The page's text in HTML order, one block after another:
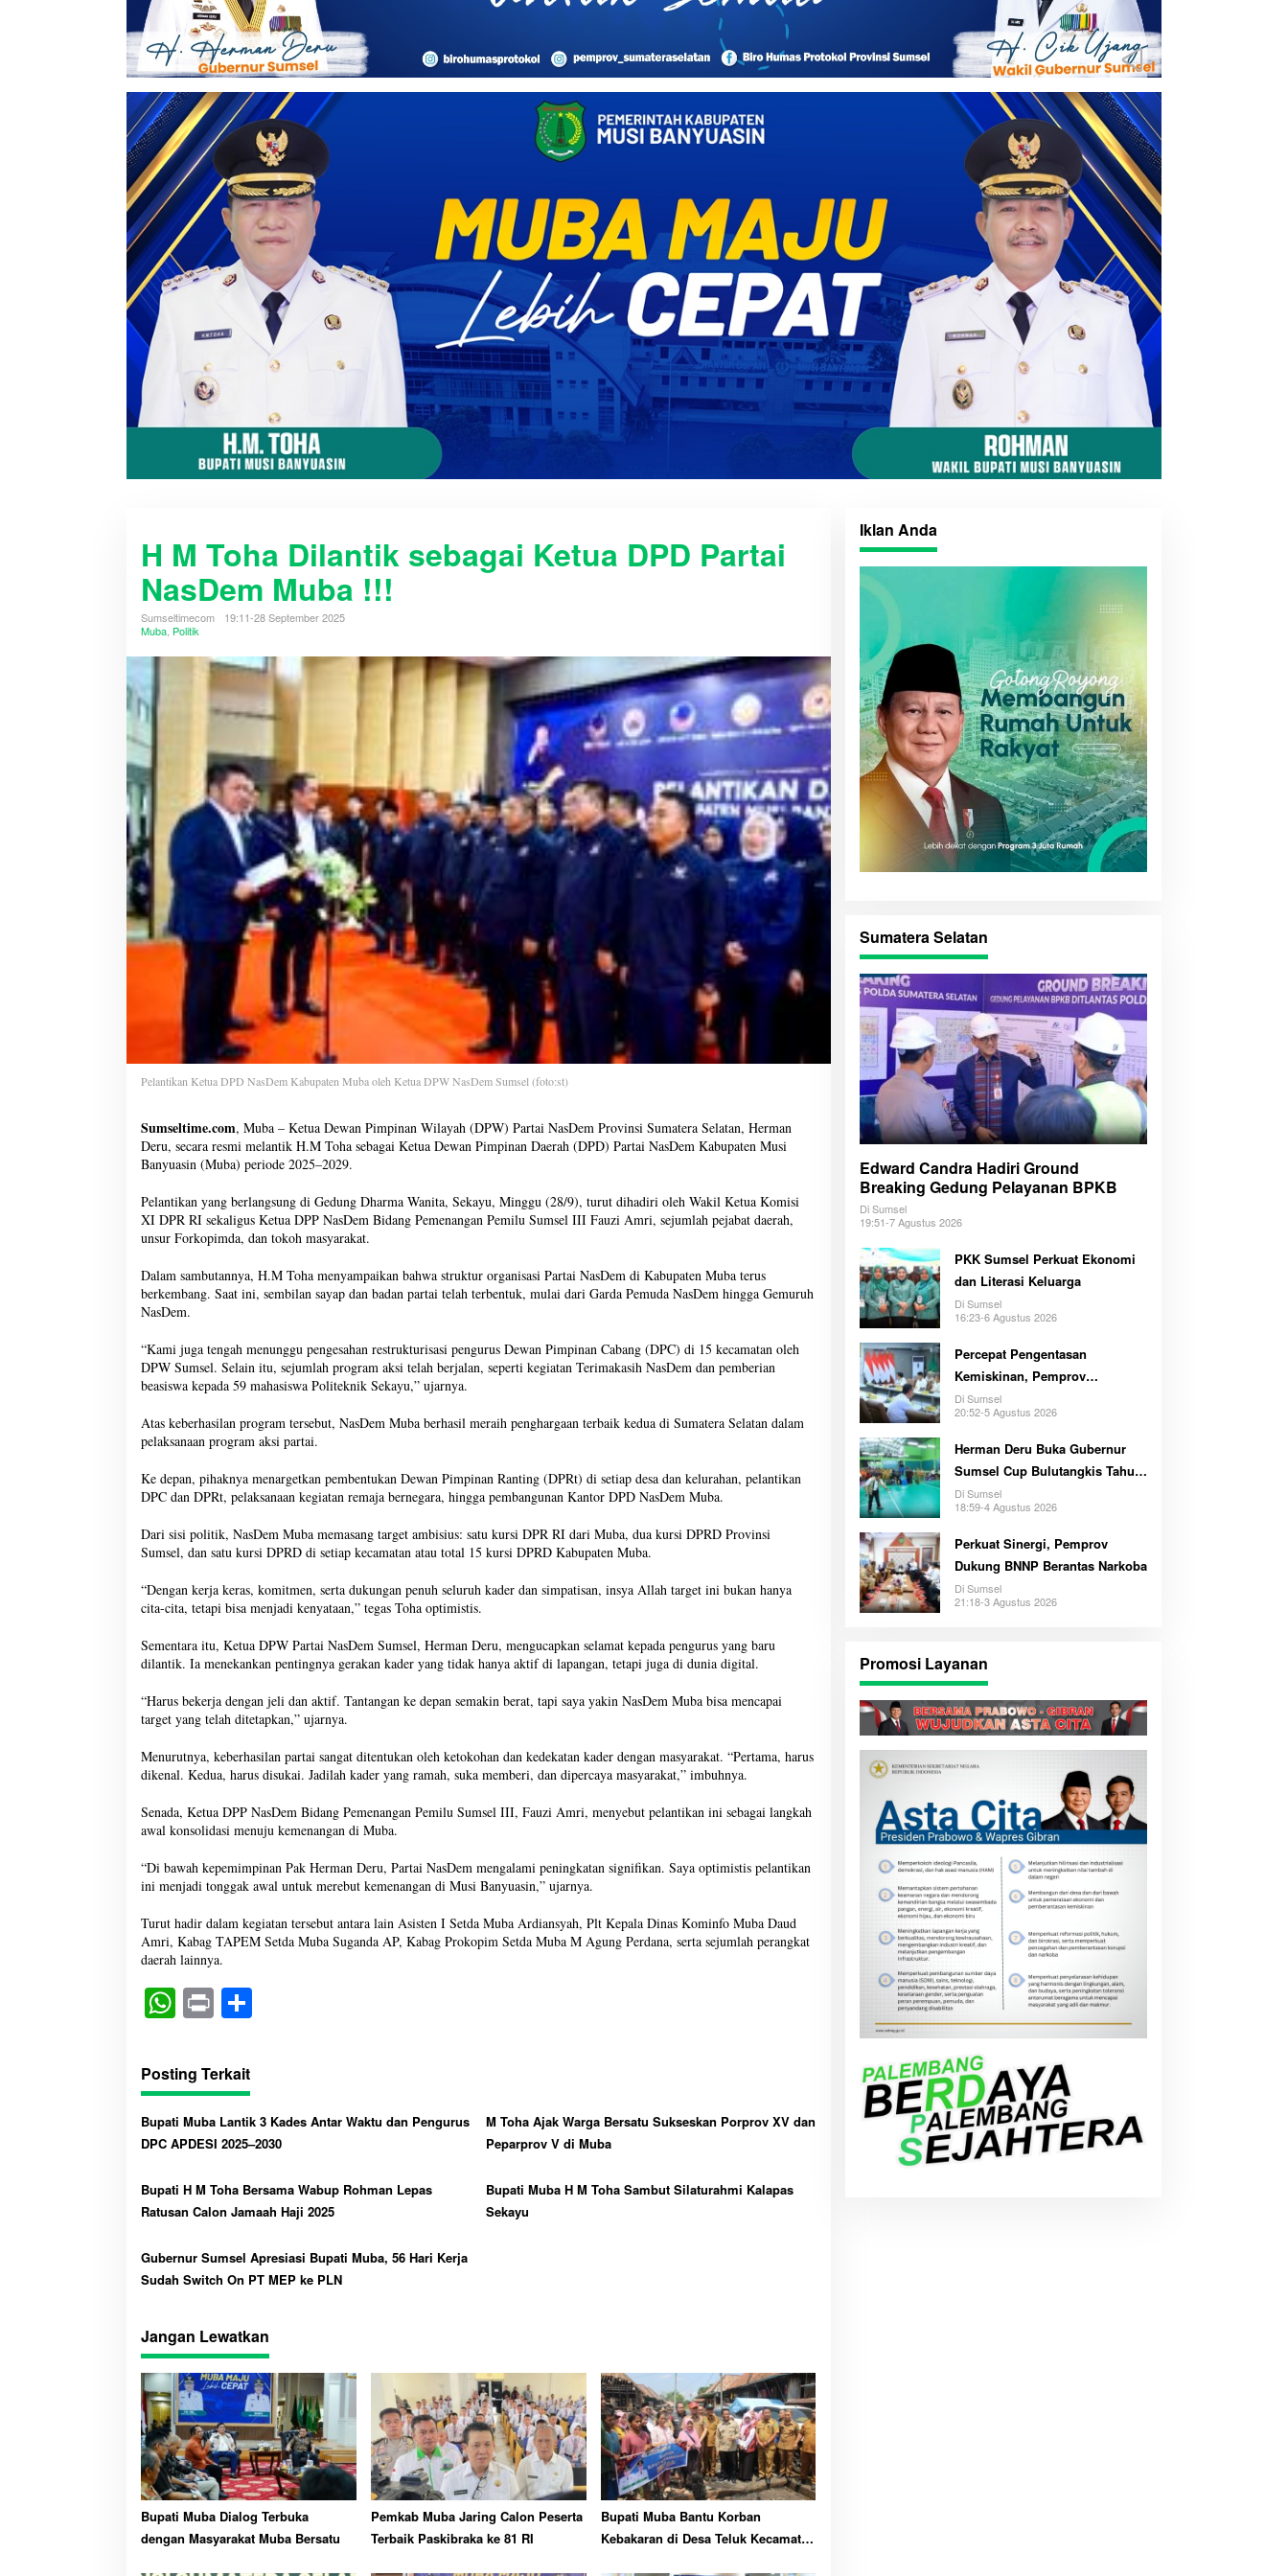
H M Toha Dilantik sebagai Ketua DPD Partai
NasDem Muba !!!
Sumseltimecom
19:11-28 September 2025
Muba Politik
Pelantikan Ketua DPD NasDem Kabupaten Muba oleh Ketua DPW NasDem Sumsel (foto:st)
Sumseltime.com, Muba – Ketua Dewan Pimpinan Wilayah (DPW) Partai NasDem Provinsi Sumatera Selatan, Herman
Deru, secara resmi melantik H.M Toha sebagai Ketua Dewan Pimpinan Daerah (DPD) Partai NasDem Kabupaten Musi
Banyuasin (Muba) periode 2025–2029.
Pelantikan yang berlangsung di Gedung Dharma Wanita, Sekayu, Minggu (28/9), turut dihadiri oleh Wakil Ketua Komisi
XI DPR RI sekaligus Ketua DPP NasDem Bidang Pemenangan Pemilu Sumsel III Fauzi Amri, sejumlah pejabat daerah,
unsur Forkopimda, dan tokoh masyarakat.
Dalam sambutannya, H.M Toha menyampaikan bahwa struktur organisasi Partai NasDem di Kabupaten Muba terus
berkembang. Saat ini, sembilan sayap dan badan partai telah terbentuk, mulai dari Garda Pemuda NasDem hingga Gemuruh
NasDem.
“Kami juga tengah menunggu pengesahan restrukturisasi pengurus Dewan Pimpinan Cabang (DPC) di 15 kecamatan oleh
DPW Sumsel. Selain itu, sejumlah program aksi telah berjalan, seperti kegiatan Terimakasih NasDem dan pemberian
beasiswa kepada 59 mahasiswa Politeknik Sekayu,” ujarnya.
Atas keberhasilan program tersebut, NasDem Muba berhasil meraih penghargaan terbaik kedua di Sumatera Selatan dalam
pelaksanaan program aksi partai.
Ke depan, pihaknya menargetkan pembentukan Dewan Pimpinan Ranting (DPRt) di setiap desa dan kelurahan, pelantikan
DPC dan DPRt, pelaksanaan kegiatan remaja bernegara, hingga pembangunan Kantor DPD NasDem Muba.
Dari sisi politik, NasDem Muba memasang target ambisius: satu kursi DPR RI dari Muba, dua kursi DPRD Provinsi
Sumsel, dan satu kursi DPRD di setiap kecamatan atau total 15 kursi DPRD Kabupaten Muba.
“Dengan kerja keras, komitmen, serta dukungan penuh seluruh kader dan simpatisan, insya Allah target ini bukan hanya
cita-cita, tetapi bisa menjadi kenyataan,” tegas Toha optimistis.
Sementara itu, Ketua DPW Partai NasDem Sumsel, Herman Deru, mengucapkan selamat kepada pengurus yang baru
dilantik. Ia menekankan pentingnya gerakan kader yang tidak hanya aktif di lapangan, tetapi juga di dunia digital.
“Harus bekerja dengan jeli dan aktif. Tantangan ke depan semakin berat, tapi saya yakin NasDem Muba bisa mencapai
target yang telah ditetapkan,” ujarnya.
Menurutnya, keberhasilan partai sangat ditentukan oleh ketokohan dan kedekatan kader dengan masyarakat. “Pertama, harus
dikenal. Kedua, harus disukai. Jadilah kader yang ramah, suka memberi, dan dipercaya masyarakat,” imbuhnya.
Senada, Ketua DPP NasDem Bidang Pemenangan Pemilu Sumsel III, Fauzi Amri, menyebut pelantikan ini sebagai langkah
awal konsolidasi menuju kemenangan di Muba.
“Di bawah kepemimpinan Pak Herman Deru, Partai NasDem mengalami peningkatan signifikan. Saya optimistis pelantikan
ini menjadi tonggak awal untuk merebut kemenangan di Musi Banyuasin,” ujarnya.
Turut hadir dalam kegiatan tersebut antara lain Asisten I Setda Muba Ardiansyah, Plt Kepala Dinas Kominfo Muba Daud
Amri, Kabag TAPEM Setda Muba Suganda AP, Kabag Prokopim Setda Muba M Agung Perdana, serta sejumlah perangkat
daerah lainnya.
W
ts
A
pp
Pr
t
Posting Terkait
Bupati Muba Lantik 3 Kades Antar Waktu dan Pengurus
DPC APDESI 2025–2030
M Toha Ajak Warga Bersatu Sukseskan Porprov XV dan
Peparprov V di Muba
Bupati H M Toha Bersama Wabup Rohman Lepas
Ratusan Calon Jamaah Haji 2025
Bupati Muba H M Toha Sambut Silaturahmi Kalapas
Sekayu
Gubernur Sumsel Apresiasi Bupati Muba, 56 Hari Kerja
Sudah Switch On PT MEP ke PLN
Jangan Lewatkan
Bupati Muba Dialog Terbuka
dengan Masyarakat Muba Bersatu
Pemkab Muba Jaring Calon Peserta
Terbaik Paskibraka ke 81 RI
Bupati Muba Bantu Korban
Kebakaran di Desa Teluk Kecamatan
Iklan Anda
Sumatera Selatan
Edward Candra Hadiri Ground
Breaking Gedung Pelayanan BPKB
Di Sumsel
19:51-7 Agustus 2026
PKK Sumsel Perkuat Ekonomi
dan Literasi Keluarga
Di Sumsel
16:23-6 Agustus 2026
Percepat Pengentasan
Kemiskinan, Pemprov
Optimalkan GSMP Melalui
Multihelix
Di Sumsel
20:52-5 Agustus 2026
Herman Deru Buka Gubernur
Sumsel Cup Bulutangkis Tahun
2026
Di Sumsel
18:59-4 Agustus 2026
Perkuat Sinergi, Pemprov
Dukung BNNP Berantas Narkoba
Di Sumsel
21:18-3 Agustus 2026
Promosi Layanan